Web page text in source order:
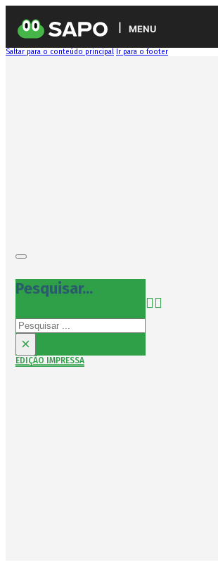
MENU
Saltar para o conteúdo principal Ir para o footer
Pesquisar...
Pesquisar
×
EDIÇÃO IMPRESSA